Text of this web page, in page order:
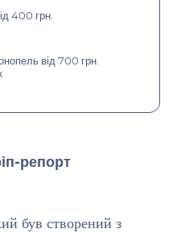
400 грн.
від 700 грн.
репорт
був створений з